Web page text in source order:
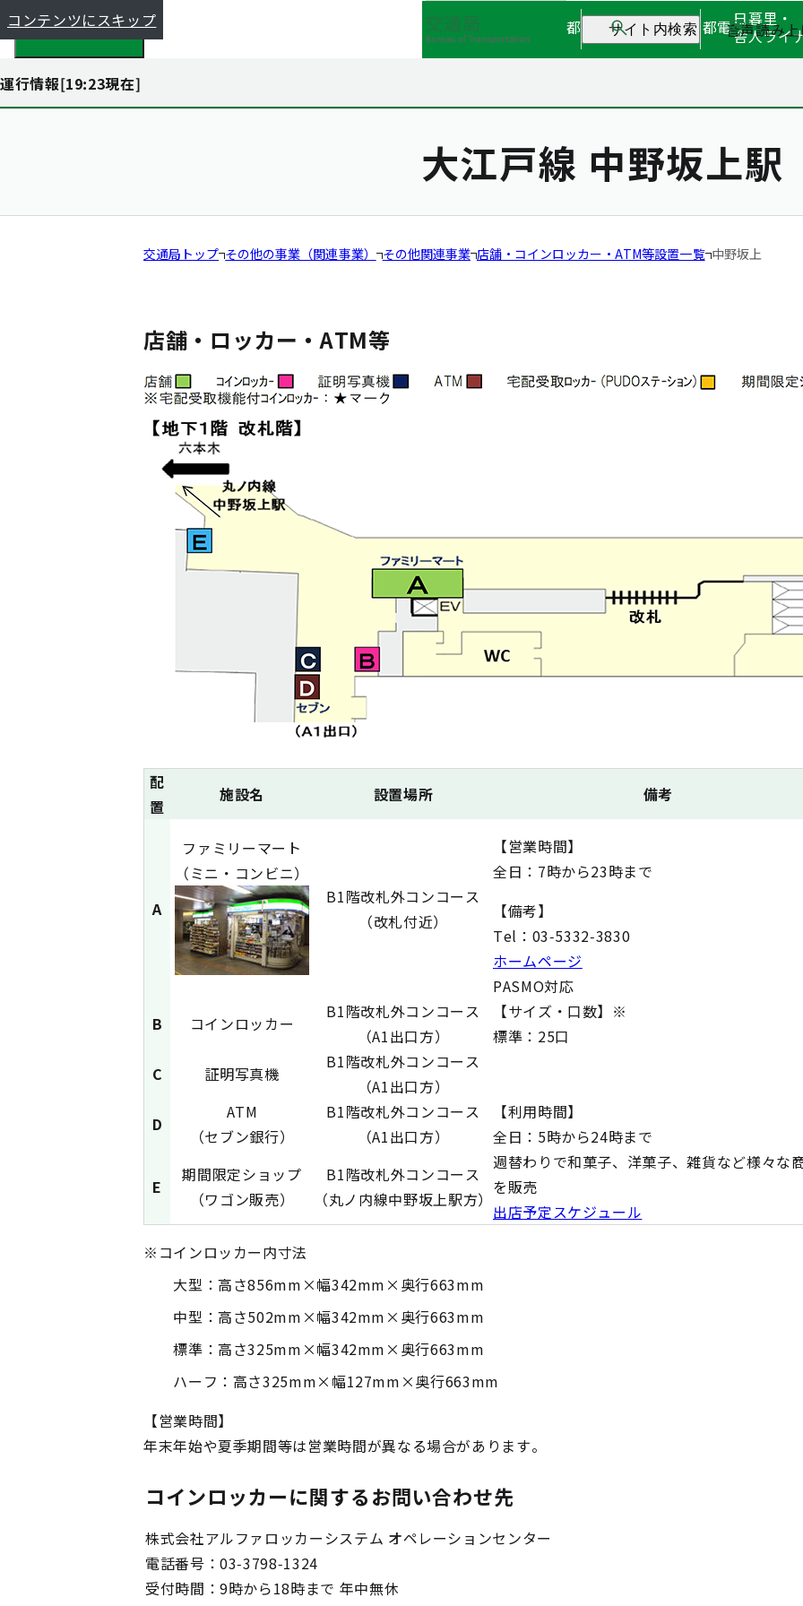
コンテンツにスキップ
都全体で探す サイト内検索 音声読み
都営地下鉄 都営バス 都電日暮里・
舎人ライ
運行情報[19:23現在]
大江戸線 中野坂上駅
交通局トップ その他の事業（関連事業） その他関連事業 店舗・コインロッカー・ATM等設置一覧 中野坂上
店舗・ロッカー・ATM等
配
置
施設名 設置場所 備考
A
ファミリーマート
（ミニ・コンビニ）
B1階改札外コンコース
（改札付近）
【営業時間】
全日：7時から23時まで
【備考】
Tel：03-5332-3830
ホームページ
PASMO対応
B
コインロッカー
B1階改札外コンコース
（A1出口方）
【サイズ・口数】※
標準：25口
C
証明写真機
B1階改札外コンコース
（A1出口方）
D
ATM
（セブン銀行）
B1階改札外コンコース
（A1出口方）
【利用時間】
全日：5時から24時まで
E
期間限定ショップ
（ワゴン販売）
B1階改札外コンコース
（丸ノ内線中野坂上駅方）
週替わりで和菓子、洋菓子、雑貨など様々な
を販売
出店予定スケジュール
※ コインロッカー内寸法
大型：高さ856mm×幅342mm×奥行663mm
中型：高さ502mm×幅342mm×奥行663mm
標準：高さ325mm×幅342mm×奥行663mm
ハーフ：高さ325mm×幅127mm×奥行663mm
【営業時間】
年末年始や夏季期間等は営業時間が異なる場合があります。
コインロッカーに関するお問い合わせ先
株式会社アルファロッカーシステム オペレーションセンター
電話番号：03-3798-1324
受付時間：9時から18時まで 年中無休